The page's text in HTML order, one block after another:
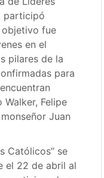
participó
objetivo fue
en el
pilares de la
para
Felipe
Juan
Católicos” se
el 22 de abril al